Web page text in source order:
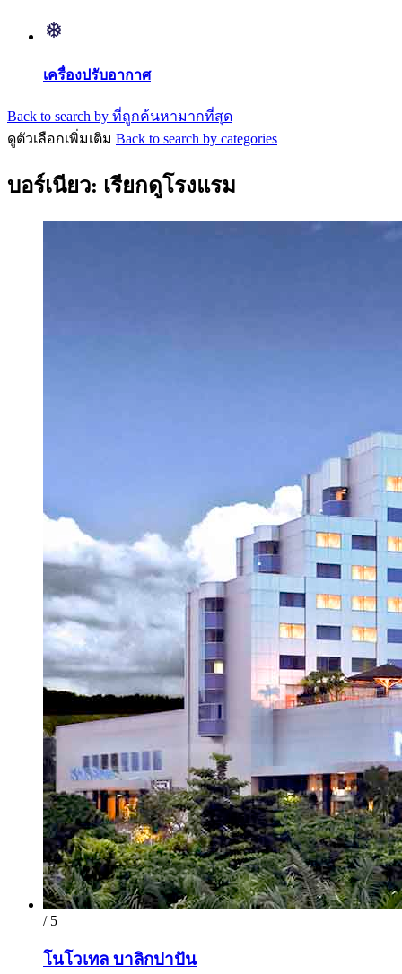
เครื่องปรับอากาศ
Back to search by ที่ถูกค้นหามากที่สุด
ดูตัวเลือกเพิ่มเติม Back to search by categories
บอร์เนียว: เรียกดูโรงแรม
/ 5
โนโวเทล บาลิกปาปัน